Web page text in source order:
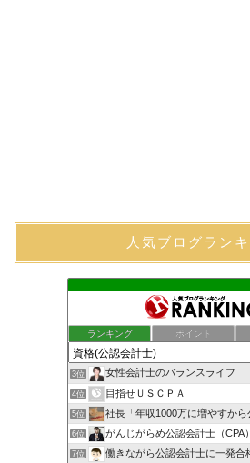
人気ブログラン
ランキング ポイント
3位 女性会計士のバランスライフ
4位 目指せＵＳＣＰＡ
5位 社長「年収1000万に増やすから
6位 がんじがらめ公認会計士（CPA
7位 働きながら公認会計士に一発合